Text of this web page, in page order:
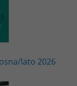
lato 2026